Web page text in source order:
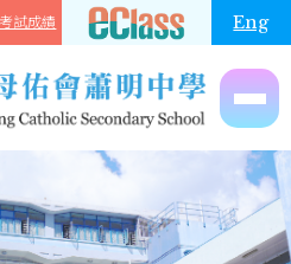
試成績 Eng